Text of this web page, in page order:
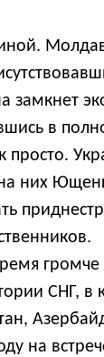
замкнет
в
просто.
на них
громче
СНГ, в
на